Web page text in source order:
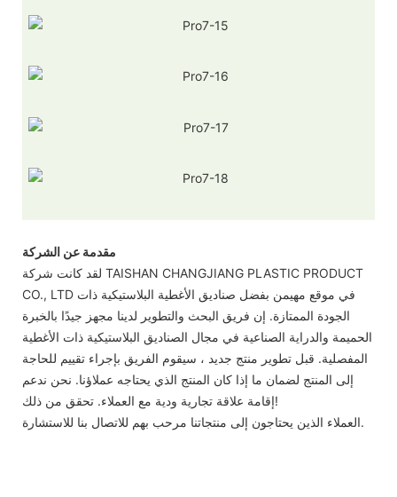
مقدمة عن الشركة
لقد كانت شركة TAISHAN CHANGJIANG PLASTIC PRODUCT
CO., LTD في موقع مهيمن بفضل صناديق الأغطية البلاستيكية ذات
الجودة الممتازة. إن فريق البحث والتطوير لدينا مجهز جيدًا بالخبرة
الحميمة والدراية الصناعية في مجال الصناديق البلاستيكية ذات الأغطية
المفصلية. قبل تطوير منتج جديد ، سيقوم الفريق بإجراء تقييم للحاجة
إلى المنتج لضمان ما إذا كان المنتج الذي يحتاجه عملاؤنا. نحن ندعم
إقامة علاقة تجارية ودية مع العملاء. تحقق من ذلك!
العملاء الذين يحتاجون إلى منتجاتنا مرحب بهم للاتصال بنا للاستشارة.